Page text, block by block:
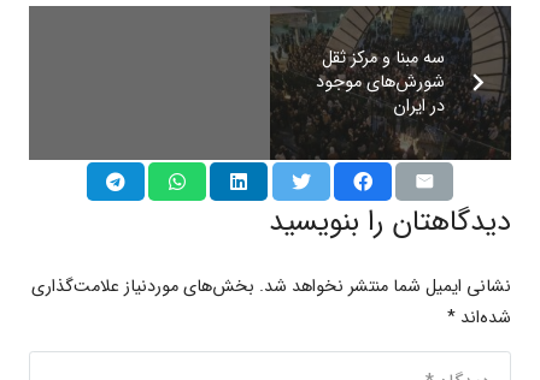
سه مبنا و مرکز ثقل
شورش‌های موجود
در ایران
دیدگاهتان را بنویسید
نشانی ایمیل شما منتشر نخواهد شد. بخش‌های موردنیاز علامت‌گذاری
شده‌اند *